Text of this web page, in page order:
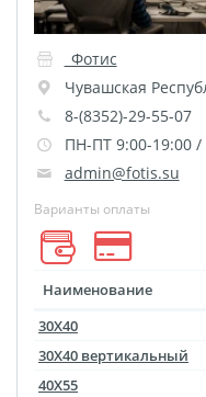
Фото на стекле и
акриле
Печать на баннере
Фотообои
Трафареты
Печать на
пленке
Рекламные
Напольная графика
Изготовление
Оформление картин
_Фотис
Чувашская
8-(8352)-29-55-07
ПН-ПТ 9:00-19:00
admin@fotis.su
Варианты оплаты
Наименование
30Х40
30Х40 вертикальный
40Х55